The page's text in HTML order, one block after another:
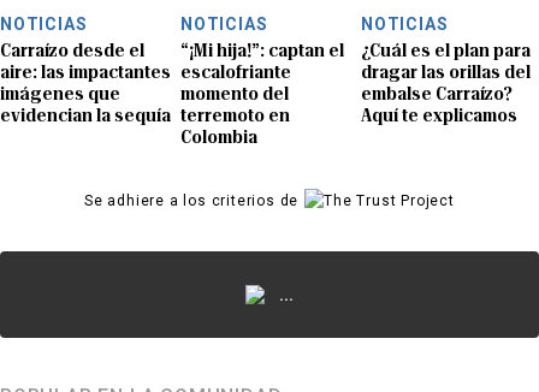
NOTICIAS
Carraízo desde el
aire: las impactantes
imágenes que
evidencian la sequía
NOTICIAS
“¡Mi hija!”: captan el
escalofriante
momento del
terremoto en
Colombia
NOTICIAS
¿Cuál es el plan para
dragar las orillas del
embalse Carraízo?
Aquí te explicamos
Se adhiere a los criterios de
...